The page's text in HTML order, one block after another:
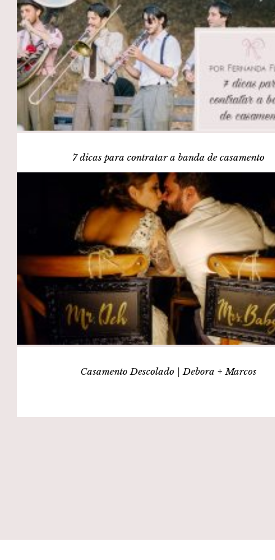
7 dicas para contratar a banda de casamento
Casamento Descolado | Debora + Marcos